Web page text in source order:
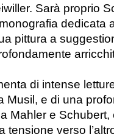
Sarà proprio
dedicata
pittura a
di intense
Musil, e di una
Mahler e
tensione verso